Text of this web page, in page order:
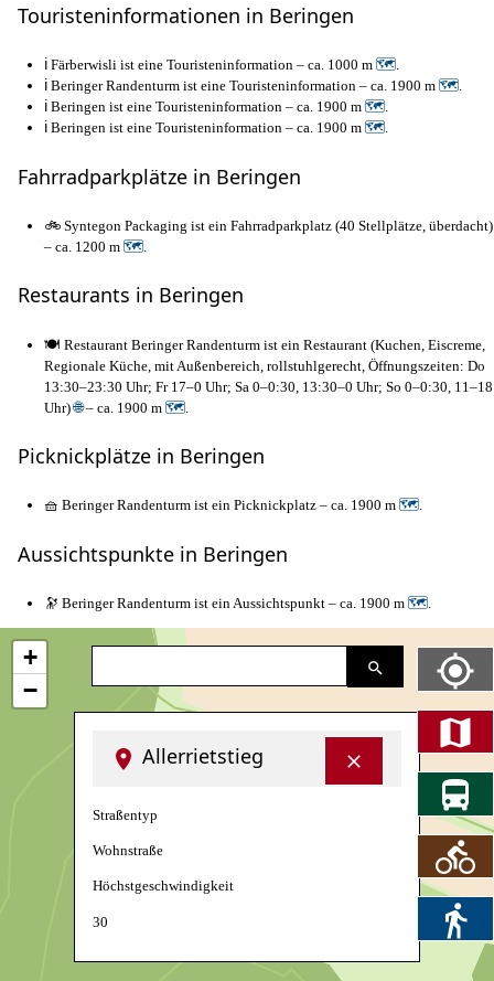
Touristeninformationen in Beringen
ℹ️ Färberwisli ist eine Touristeninformation – ca. 1000 m 🗺.
ℹ️ Beringer Randenturm ist eine Touristeninformation – ca. 1900 m 🗺.
ℹ️ Beringen ist eine Touristeninformation – ca. 1900 m 🗺.
ℹ️ Beringen ist eine Touristeninformation – ca. 1900 m 🗺.
Fahrradparkplätze in Beringen
🚲 Syntegon Packaging ist ein Fahrradparkplatz (40 Stellplätze, überdacht)
– ca. 1200 m 🗺
Restaurants in Beringen
🍽️ Restaurant Beringer Randenturm ist ein Restaurant (Kuchen, Eiscreme,
Regionale Küche, mit Außenbereich, rollstuhlgerecht, Öffnungszeiten: Do
13:30–23:30 Uhr; Fr 17–0 Uhr; Sa 0–0:30, 13:30–0 Uhr; So 0–0:30, 11–18
Uhr)🌐– ca. 1900 m 🗺
Picknickplätze in Beringen
🧺 Beringer Randenturm ist ein Picknickplatz – ca. 1900 m 🗺.
Aussichtspunkte in Beringen
🔭 Beringer Randenturm ist ein Aussichtspunkt – ca. 1900 m 🗺
Allerrietstieg
Straßentyp
Wohnstraße
Höchstgeschwindigkeit
30
+
−